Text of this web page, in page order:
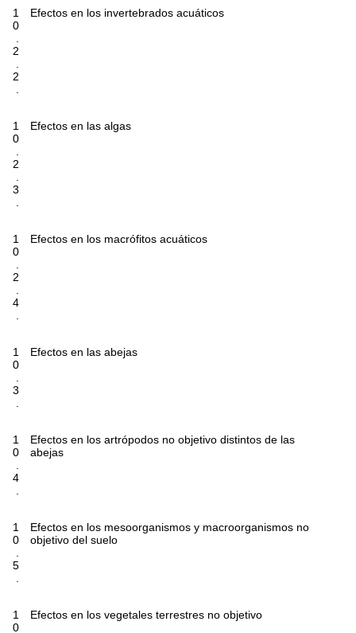
1
0
.
2
.
2
.
Efectos en los invertebrados acuáticos
1
0
.
2
.
3
.
Efectos en las algas
1
0
.
2
.
4
.
Efectos en los macrófitos acuáticos
1
0
.
3
.
Efectos en las abejas
1
0
.
4
.
Efectos en los artrópodos no objetivo distintos de las
abejas
1
0
.
5
.
Efectos en los mesoorganismos y macroorganismos no
objetivo del suelo
1
0
Efectos en los vegetales terrestres no objetivo